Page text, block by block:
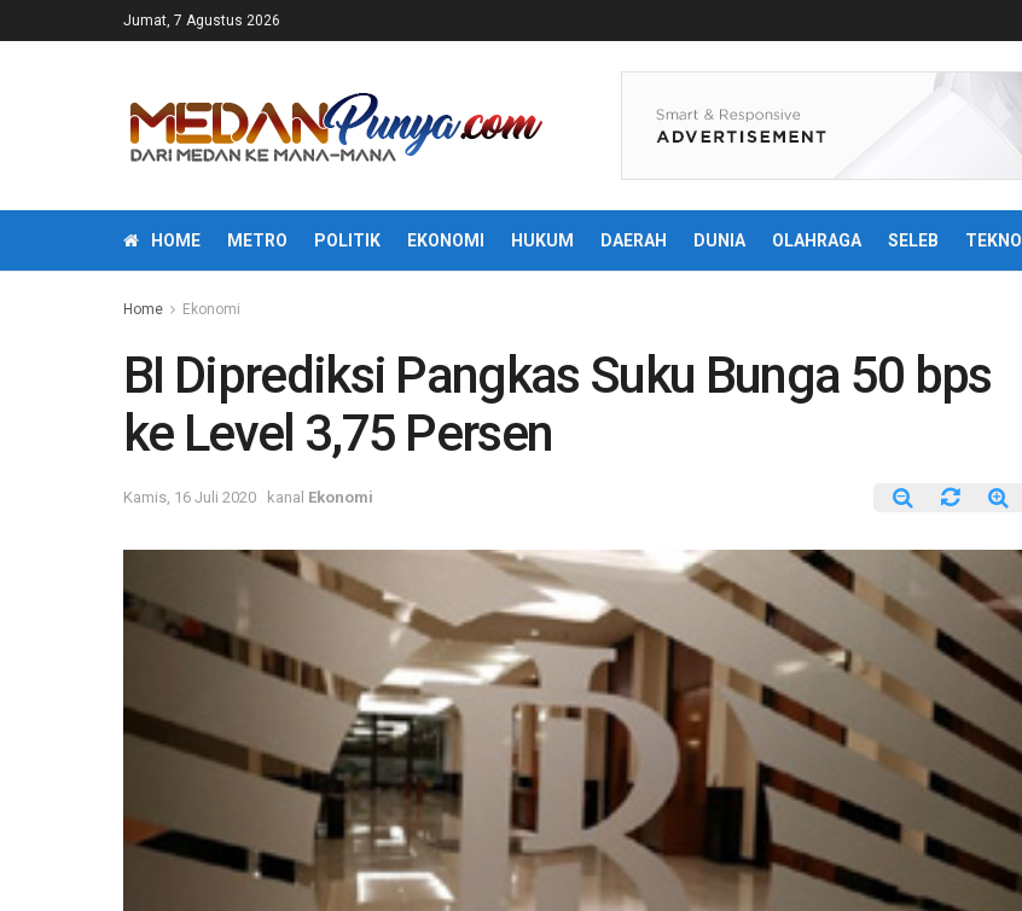
Jumat, 7 Agustus 2026
HOME METRO POLITIK EKONOMI HUKUM DAERAH DUNIA OLAHRAGA SELEB TEKNO
Home Ekonomi
BI Diprediksi Pangkas Suku Bunga 50 bps
ke Level 3,75 Persen
Kamis, 16 Juli 2020 kanal Ekonomi